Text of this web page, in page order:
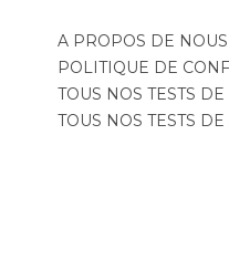
A PROPOS DE NOUS
POLITIQUE DE
TOUS NOS TESTS
TOUS NOS TESTS